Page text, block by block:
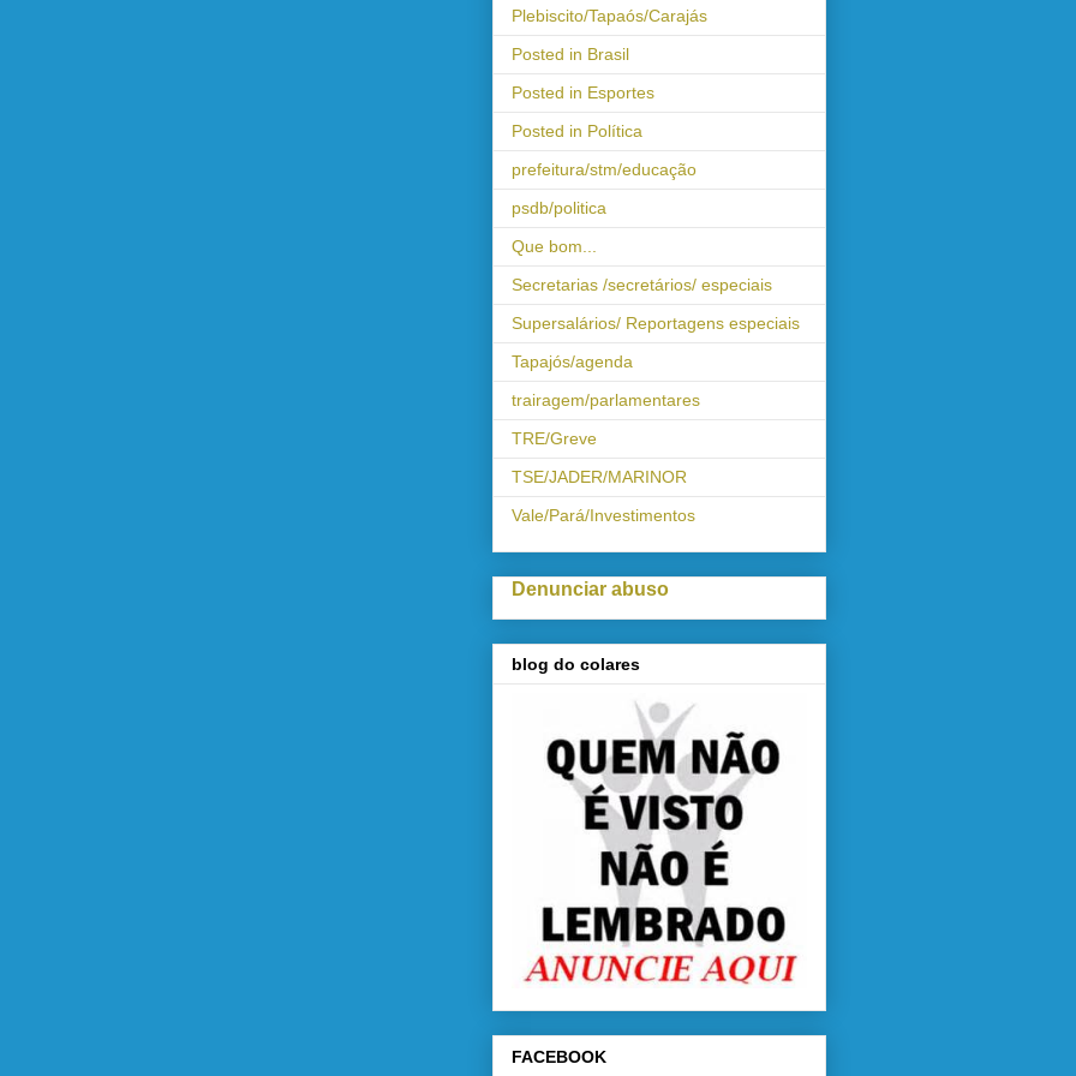
Plebiscito/Tapaós/Carajás
Posted in Brasil
Posted in Esportes
Posted in Política
prefeitura/stm/educação
psdb/politica
Que bom...
Secretarias /secretários/ especiais
Supersalários/ Reportagens especiais
Tapajós/agenda
trairagem/parlamentares
TRE/Greve
TSE/JADER/MARINOR
Vale/Pará/Investimentos
Denunciar abuso
blog do colares
FACEBOOK